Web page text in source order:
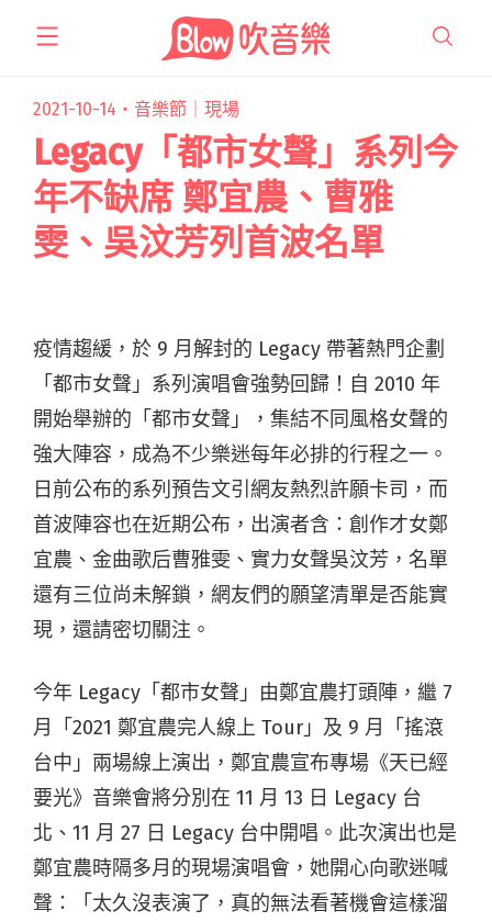
2021-10-14・ 音樂節｜現場
Legacy「都市女聲」系列今
年不缺席 鄭宜農、曹雅
雯、吳汶芳列首波名單
疫情趨緩，於 9 月解封的 Legacy 帶著熱門企劃
「都市女聲」系列演唱會強勢回歸！自 2010 年
開始舉辦的「都市女聲」，集結不同風格女聲的
強大陣容，成為不少樂迷每年必排的行程之一。
日前公布的系列預告文引網友熱烈許願卡司，而
首波陣容也在近期公布，出演者含：創作才女鄭
宜農、金曲歌后曹雅雯、實力女聲吳汶芳，名單
還有三位尚未解鎖，網友們的願望清單是否能實
現，還請密切關注。
今年 Legacy「都市女聲」由鄭宜農打頭陣，繼 7
月「2021 鄭宜農完人線上 Tour」及 9 月「搖滾
台中」兩場線上演出，鄭宜農宣布專場《天已經
要光》音樂會將分別在 11 月 13 日 Legacy 台
北、11 月 27 日 Legacy 台中開唱。此次演出也是
鄭宜農時隔多月的現場演唱會，她開心向歌迷喊
聲：「太久沒表演了，真的無法看著機會這樣溜